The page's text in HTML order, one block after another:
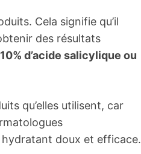
Cela signifie qu’il
des résultats
d’acide salicylique ou
qu’elles utilisent, car
doux et efficace.